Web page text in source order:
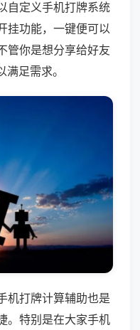
自定义手机打牌系统
挂功能，一键便可以
管你是想分享给好友
足需求。
机打牌计算辅助也是
。特别是在大家手机